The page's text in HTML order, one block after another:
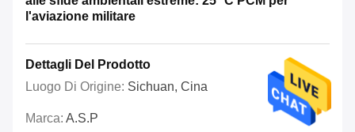
l'aviazione militare
Dettagli Del Prodotto
Luogo Di Origine: Sichuan, Cina
Marca: A.S.P